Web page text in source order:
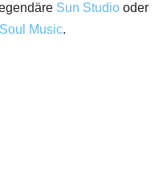
Sun Studio oder
Music.